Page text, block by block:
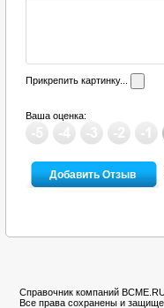
Прикрепить картинку...
Ваша оценка:
Справочник компаний
Все права сохранены и